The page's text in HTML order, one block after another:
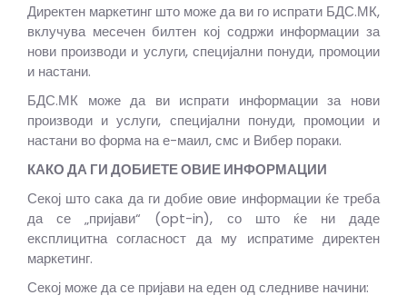
Директен маркетинг што може да ви го испрати БДС.МК,
вклучува месечен билтен кој содржи информации за
нови производи и услуги, специјални понуди, промоции
и настани.
БДС.МК може да ви испрати информации за нови
производи и услуги, специјални понуди, промоции и
настани во форма на е-маил, смс и Вибер пораки.
КАКО ДА ГИ ДОБИЕТЕ ОВИЕ ИНФОРМАЦИИ
Секој што сака да ги добие овие информации ќе треба
да се „пријави“ (opt-in), со што ќе ни даде
експлицитна согласност да му испратиме директен
маркетинг.
Секој може да се пријави на еден од следниве начини: